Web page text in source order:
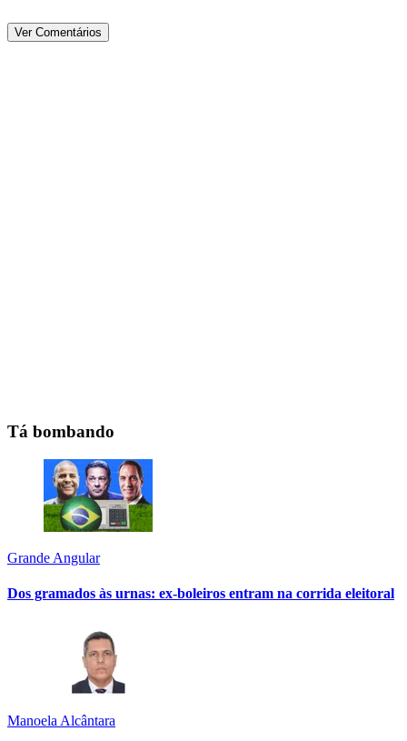
Ver Comentários
Tá bombando
Grande Angular
Dos gramados às urnas: ex-boleiros entram na corrida eleitoral
Manoela Alcântara